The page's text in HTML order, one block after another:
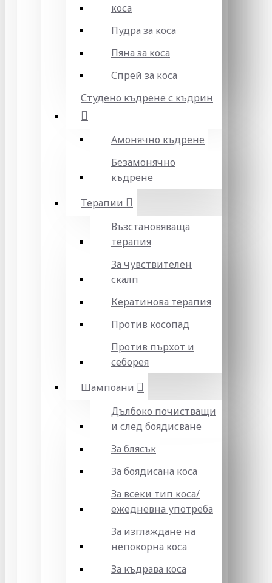
коса
Пудра за коса
Пяна за коса
Спрей за коса
Студено къдрене с къдрин
Амонячно къдрене
Безамонячно
къдрене
Терапии
Възстановяваща
терапия
За чувствителен
скалп
Кератинова терапия
Против косопад
Против пърхот и
себорея
Шампоани
Дълбоко почистващи
и след боядисване
За блясък
За боядисана коса
За всеки тип коса/
ежедневна употреба
За изглаждане на
непокорна коса
За къдрава коса